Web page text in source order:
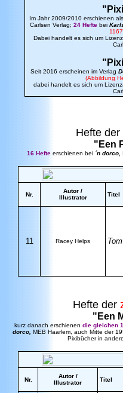
Im Jahr 2009/2010 erschienen
Carlsen Verlag; 24 Heftebei
Dabei handelt es sich um
Seit 2016 erscheinen im Verlag
(Abbildung
dabei handelt es sich um
Hefte der
"Een
16 Hefteerschienen bei ´n dorco,
Nr.
Autor /
Illustrator
Titel
11 Racey Helps
Hefte der
"Een
kurz danach erschienen die gleichen
dorco, MEB Haarlem, auch Mitte der
Pixibücher in
Nr.
Autor /
Illustrator
Titel